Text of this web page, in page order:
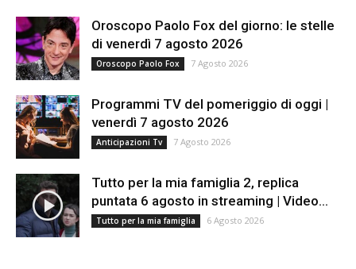
Oroscopo Paolo Fox del giorno: le stelle
di venerdì 7 agosto 2026
Oroscopo Paolo Fox 7 Agosto 2026
Programmi TV del pomeriggio di oggi |
venerdì 7 agosto 2026
Anticipazioni Tv 7 Agosto 2026
Tutto per la mia famiglia 2, replica
puntata 6 agosto in streaming | Video...
Tutto per la mia famiglia 6 Agosto 2026